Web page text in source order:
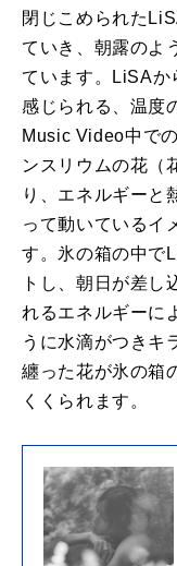
閉じこめられた
ていき、朝露のよ
ています。LiSAか
感じられる、温度
Music Video中で
ンスリウムの花（
り、エネルギーと
って動いているイ
す。氷の箱の中で
トし、朝⽇が差し
れるエネルギーに
うに⽔滴がつきキ
纏った花が氷の箱
くくられます。